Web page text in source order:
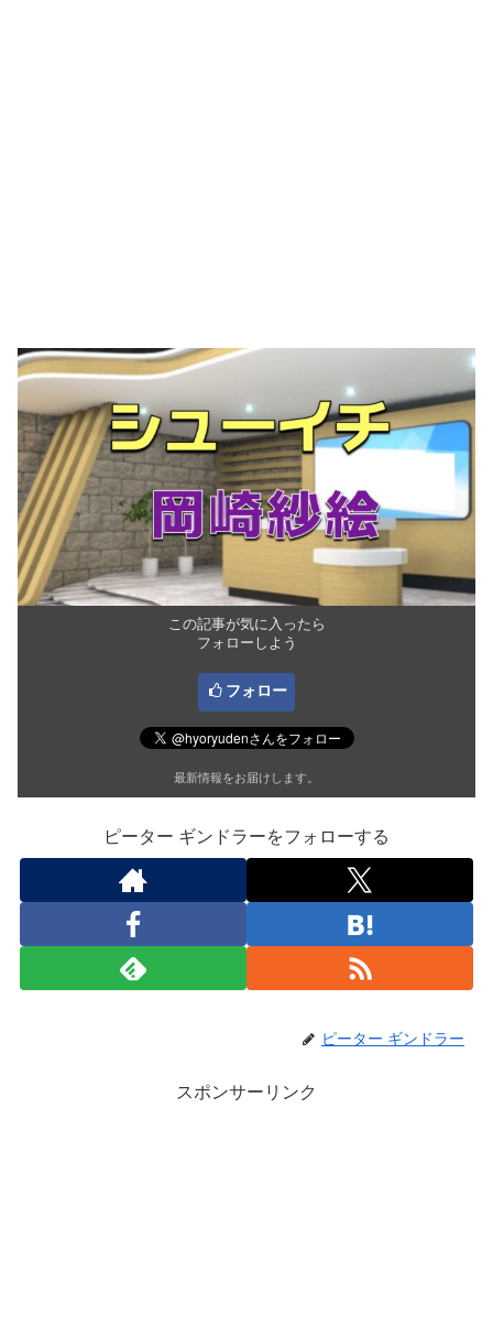
この記事が気に入ったら
フォローしよう
フォロー
最新情報をお届けします。
ピーター ギンドラーをフォローする
ピーター ギンドラー
スポンサーリンク